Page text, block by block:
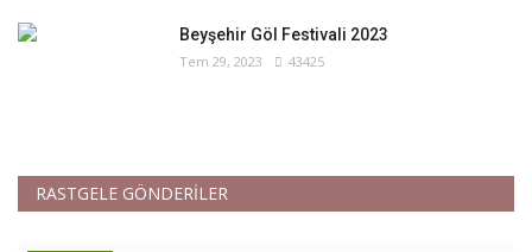
Beyşehir Göl Festivali 2023
Tem 29, 2023 43425
RASTGELE GÖNDERİLER